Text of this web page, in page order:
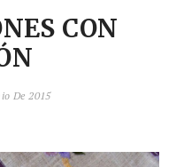
CON
De 2015